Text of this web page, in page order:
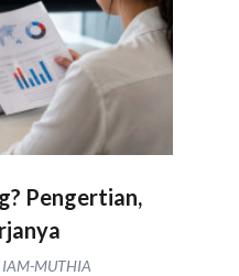
Pengertian,
IAM-MUTHIA